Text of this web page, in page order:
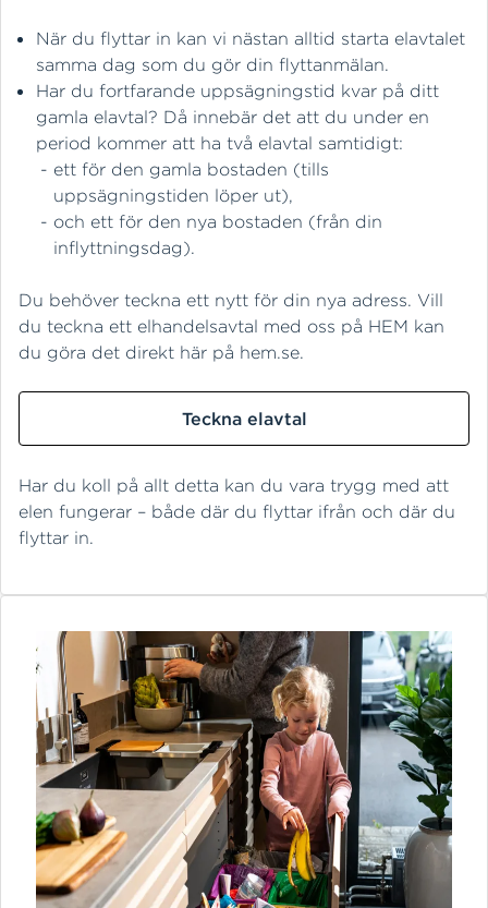
När du flyttar in kan vi nästan alltid starta elavtalet
samma dag som du gör din flyttanmälan.
Har du fortfarande uppsägningstid kvar på ditt
gamla elavtal? Då innebär det att du under en
period kommer att ha två elavtal samtidigt:
ett för den gamla bostaden (tills
uppsägningstiden löper ut),
och ett för den nya bostaden (från din
inflyttningsdag).
Du behöver teckna ett nytt för din nya adress. Vill
du teckna ett elhandelsavtal med oss på HEM kan
du göra det direkt här på hem.se.
Teckna elavtal
Har du koll på allt detta kan du vara trygg med att
elen fungerar – både där du flyttar ifrån och där du
flyttar in.